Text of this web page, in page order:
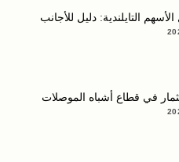
التايلندية: دليل للأجانب
في قطاع أشباه الموصلات